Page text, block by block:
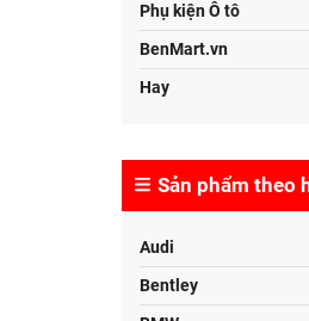
Phụ kiện Ô tô
BenMart.vn
Hay
Sản phẩm theo
Audi
Bentley